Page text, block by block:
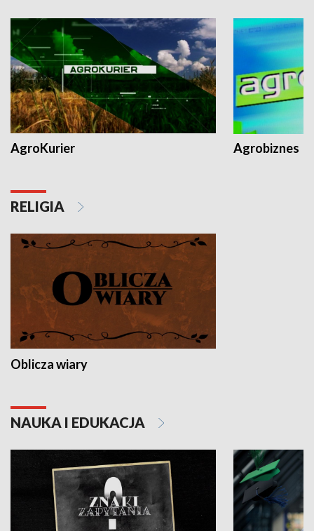
AgroKurier Agrobiznes
RELIGIA
Oblicza wiary
NAUKA I EDUKACJA